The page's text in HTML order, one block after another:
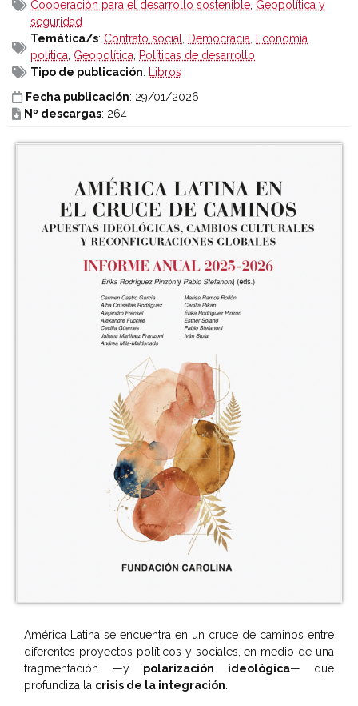
Cooperación para el desarrollo sostenible, Geopolítica y
seguridad
Temática/s: Contrato social, Democracia, Economía
política, Geopolítica, Políticas de desarrollo
Tipo de publicación: Libros
Fecha publicación: 29/01/2026
Nº descargas: 264
América Latina se encuentra en un cruce de caminos entre
diferentes proyectos políticos y sociales, en medio de una
fragmentación —y polarización ideológica— que
profundiza la crisis de la integración.